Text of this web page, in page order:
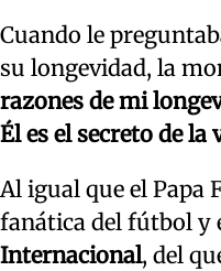
Cuando le
su longevidad, la
razones de mi
Él es el secreto de la
Al igual que el Papa
fanática del fútbol y
Internacional, del